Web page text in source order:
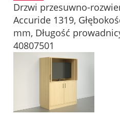
Drzwi przesuwno-
Accuride 1319,
mm, Długość
40807501